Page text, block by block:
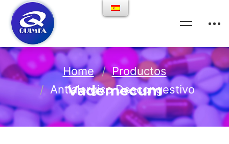
Vademecum
Home
Productos
Antialergico Descongestivo